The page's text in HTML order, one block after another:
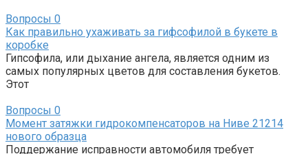
Вопросы 0
Как правильно ухаживать за гифсофилой в букете в
коробке
Гипсофила, или дыхание ангела, является одним из
самых популярных цветов для составления букетов.
Этот
Вопросы 0
Момент затяжки гидрокомпенсаторов на Ниве 21214
нового образца
Поддержание исправности автомобиля требует